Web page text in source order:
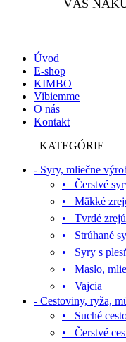
VÁŠ
Úvod
E-shop
KIMBO
Vibiemme
O nás
Kontakt
KATEGÓRIE
- Syry, mliečne
• Čerstvé
• Mäkké
• Tvrdé
• Strúhané
• Syry s
• Maslo,
• Vajcia
- Cestoviny, ryža,
• Suché
• Čerstvé